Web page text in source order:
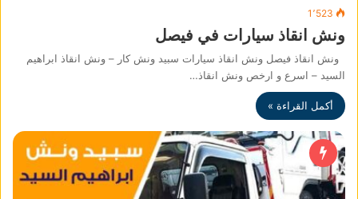
1٬523
ونش انقاذ سيارات في فيصل
ونش انقاذ فيصل ونش انقاذ سيارات سبيد ونش كار – ونش انقاذ ابراهيم
السيد – اسرع و ارخص ونش انقاذ…
أكمل القراءة »